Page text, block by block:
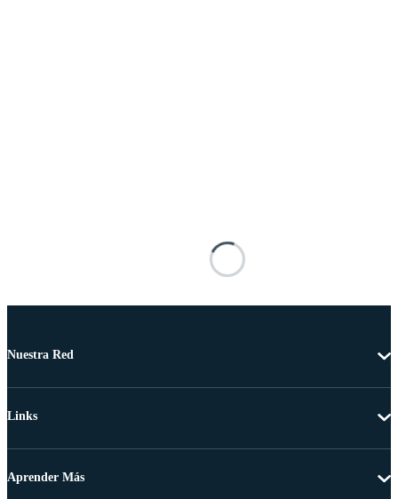
Nuestra Red
Links
Aprender Más